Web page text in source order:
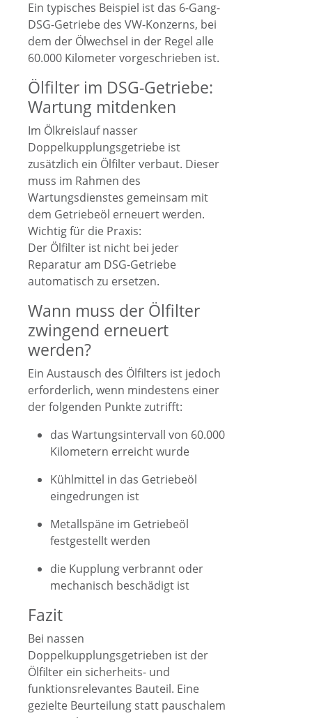
Ein typisches Beispiel ist das 6-Gang-
DSG-Getriebe des VW-Konzerns, bei
dem der Ölwechsel in der Regel alle
60.000 Kilometer vorgeschrieben ist.
Ölfilter im DSG-Getriebe:
Wartung mitdenken
Im Ölkreislauf nasser
Doppelkupplungsgetriebe ist
zusätzlich ein Ölfilter verbaut. Dieser
muss im Rahmen des
Wartungsdienstes gemeinsam mit
dem Getriebeöl erneuert werden.
Wichtig für die Praxis:
Der Ölfilter ist nicht bei jeder
Reparatur am DSG-Getriebe
automatisch zu ersetzen.
Wann muss der Ölfilter
zwingend erneuert
werden?
Ein Austausch des Ölfilters ist jedoch
erforderlich, wenn mindestens einer
der folgenden Punkte zutrifft:
das Wartungsintervall von 60.000
Kilometern erreicht wurde
Kühlmittel in das Getriebeöl
eingedrungen ist
Metallspäne im Getriebeöl
festgestellt werden
die Kupplung verbrannt oder
mechanisch beschädigt ist
Fazit
Bei nassen
Doppelkupplungsgetrieben ist der
Ölfilter ein sicherheits- und
funktionsrelevantes Bauteil. Eine
gezielte Beurteilung statt pauschalem